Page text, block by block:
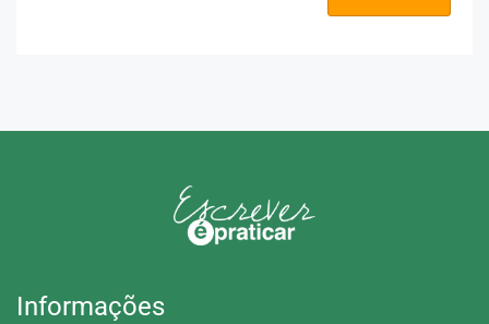
Informações